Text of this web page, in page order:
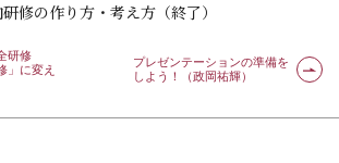
修の作り方・考え方（終了）
研修
」に変え
プレゼンテーションの準備を
しよう！（政岡祐輝）